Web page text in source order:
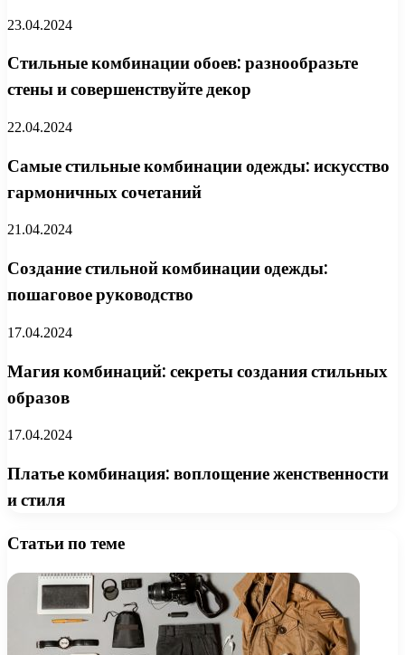
23.04.2024
Стильные комбинации обоев: разнообразьте
стены и совершенствуйте декор
22.04.2024
Самые стильные комбинации одежды: искусство
гармоничных сочетаний
21.04.2024
Создание стильной комбинации одежды:
пошаговое руководство
17.04.2024
Магия комбинаций: секреты создания стильных
образов
17.04.2024
Платье комбинация: воплощение женственности
и стиля
Статьи по теме